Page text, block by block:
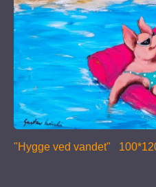
"Hygge ved vandet"